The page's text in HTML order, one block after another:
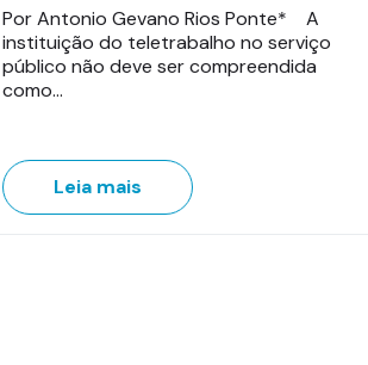
Por Antonio Gevano Rios Ponte* A
instituição do teletrabalho no serviço
público não deve ser compreendida
como…
Leia mais